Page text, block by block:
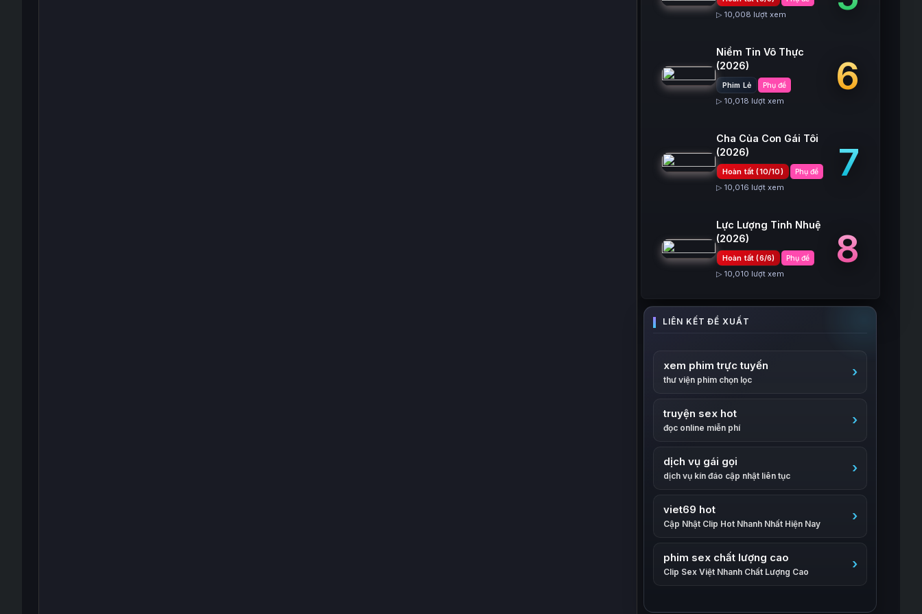
▷ 10,008 lượt xem
Niềm Tin Vô Thực
(2026)
Phim Lẻ Phụ đề
▷ 10,018 lượt xem
6
Cha Của Con Gái Tôi
(2026)
Hoàn tất (10/10) Phụ đề
▷ 10,016 lượt xem
7
Lực Lượng Tinh Nhuệ
(2026)
Hoàn tất (6/6) Phụ đề
▷ 10,010 lượt xem
8
xem phim trực tuyến
thư viện phim chọn lọc
truyện sex hot
đọc online miễn phí
dịch vụ gái gọi
dịch vụ kín đáo cập nhật liên tục
viet69 hot
Cập Nhật Clip Hot Nhanh Nhất Hiện Nay
phim sex chất lượng cao
Clip Sex Việt Nhanh Chất Lượng Cao